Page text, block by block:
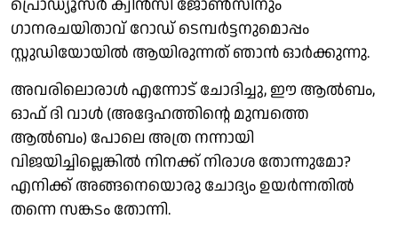
പ്രൊഡ്യൂസര്‍ ക്വിന്‍സി ജോണ്‍സിനും
ഗാനരചയിതാവ് റോഡ് ടെമ്പര്‍ട്ടനുമൊപ്പം
സ്റ്റുഡിയോയില്‍ ആയിരുന്നത് ഞാന്‍ ഓര്‍ക്കുന്നു.
അവരിലൊരാള്‍ എന്നോട് ചോദിച്ചു, ഈ ആല്‍ബം,
ഓഫ് ദി വാള്‍ (അദ്ദേഹത്തിന്റെ മുമ്പത്തെ
ആല്‍ബം) പോലെ അത്ര നന്നായി
വിജയിച്ചില്ലെങ്കില്‍ നിനക്ക് നിരാശ തോന്നുമോ?
എനിക്ക് അങ്ങനെയൊരു ചോദ്യം ഉയര്‍ന്നതില്‍
തന്നെ സങ്കടം തോന്നി.